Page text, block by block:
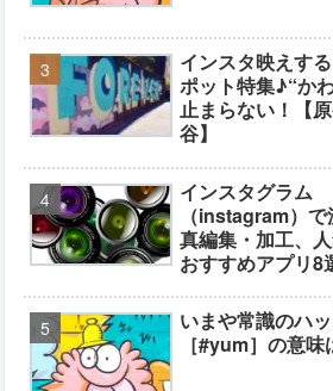
インスタ映えす
ポット特集♪“か
止まらない！【
谷】
インスタグラム
（instagram）
真編集・加工、
おすすめアプリ8
いまや常識のハ
［#yum］の意味